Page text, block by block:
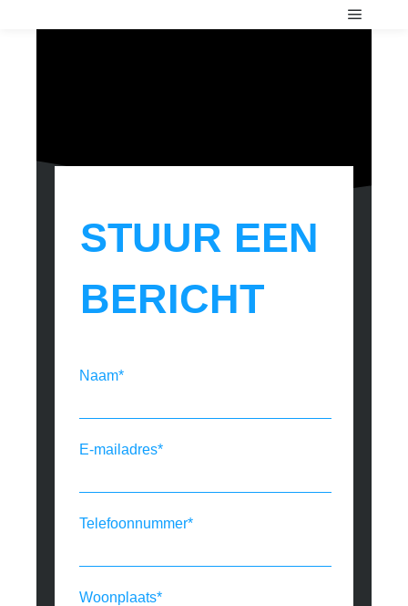
STUUR EEN
BERICHT
Naam*
E-mailadres*
Telefoonnummer*
Woonplaats*